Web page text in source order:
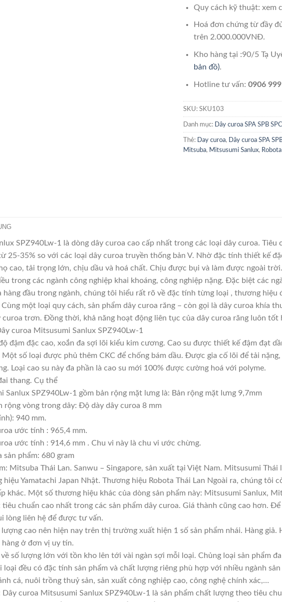
Quy cách kỹ thuật: xem
Hoá đơn chứng từ đầy
trên 2.000.000VNĐ.
Kho hàng tại :90/5 Tạ
bản đồ).
Hotline tư vấn: 0906
SKU: SKU103
Danh mục: Dây curoa SPA SPB
Thẻ: Day curoa, Dây curoa SPA
Mitsuba, Mitsusumi Sanlux,
SPZ940Lw-1 là dòng dây curoa cao cấp nhất trong các loại dây curoa.
25-35% so với các loại dây curoa truyền thống bản V. Nhờ đặc tính thiết kế
cao, tải trọng lớn, chịu dầu và hoá chất. Chịu được bụi và làm được ngoài
trong các ngành công nghiệp khai khoáng, công nghiệp nặng. Đặc biệt các
hàng đầu trong ngành, chúng tôi hiểu rất rõ về đặc tính từng loại , thương
một loại quy cách, sản phẩm dây curoa răng – còn gọi là dây curoa khía
curoa trơn. Đồng thời, khả năng hoạt động liên tục của dây curoa răng luôn tốt
curoa Mitsusumi Sanlux SPZ940Lw-1
đậm đặc cao, xoắn đa sợi lõi kiểu kim cương. Cao su được thiết kế đậm đạt
số loại được phủ thêm CKC để chống bám dầu. Được gia cố lõi để tải
Loại cao su này đa phần là cao su mới 100% được cường hoá với polyme.
thang. Cụ thể
Sanlux SPZ940Lw-1 gồm bản rộng mặt lưng là: Bản rộng mặt lưng 9,7mm
rộng vòng trong dây: Độ dày dây curoa 8 mm
940 mm.
ước tính : 965,4 mm.
ước tính : 914,6 mm . Chu vi này là chu vi ước chừng.
phẩm: 680 gram
Mitsuba Thái Lan. Sanwu – Singapore, sản xuất tại Việt Nam. Mitsusumi
hiệu Yamatachi Japan Nhật. Thương hiệu Robota Thái Lan Ngoài ra, chúng tôi
khác. Một số thương hiệu khác của dòng sản phẩm này: Mitsusumi Sanlux,
tiêu chuẩn cao nhất trong các sản phẩm dây curoa. Giá thành cũng cao hơn.
lòng liên hệ để được tư vấn.
cao nên hiện nay trên thị trường xuất hiện 1 số sản phẩm nhái. Hàng giả.
ở đơn vị uy tín.
số lượng lớn với tồn kho lên tới vài ngàn sợi mỗi loại. Chủng loại sản phẩm
loại đều có đặc tính sản phẩm và chất lượng riêng phù hợp với nhiều ngành
cá, nuôi trồng thuỷ sản, sản xuất công nghiệp cao, công nghệ chính xác,…
Dây curoa Mitsusumi Sanlux SPZ940Lw-1 là sản phẩm chất lượng theo tiêu